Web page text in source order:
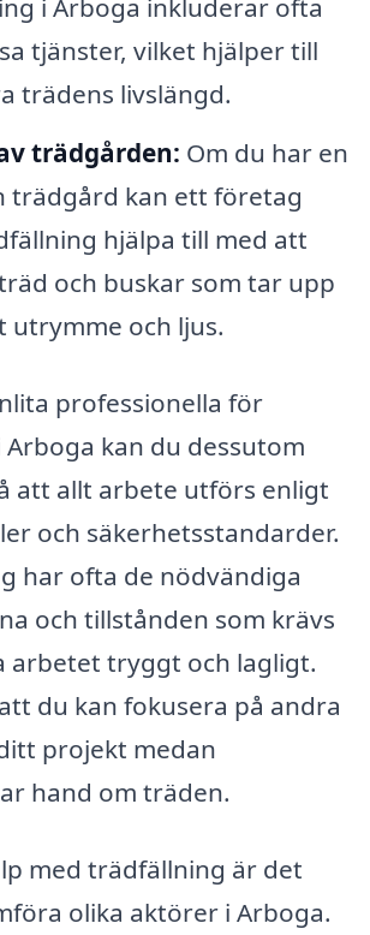
tjänster, vilket hjälper till
trädens livslängd.
trädgården: Om du har en
trädgård kan ett företag
hjälpa till med att
och buskar som tar upp
utrymme och ljus.
professionella för
kan du dessutom
att allt arbete utförs enligt
och säkerhetsstandarder.
har ofta de nödvändiga
och tillstånden som krävs
tryggt och lagligt.
du kan fokusera på andra
projekt medan
hand om träden.
med trädfällning är det
olika aktörer i Arboga.